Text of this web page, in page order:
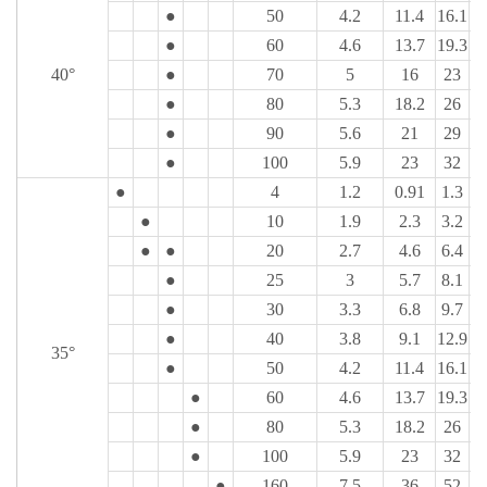
40°
●
50 4.2 11.4 16.1
●
60 4.6 13.7 19.3
●
70 5 16 23
●
80 5.3 18.2 26
●
90 5.6 21 29
●
100 5.9 23 32
35°
● 4 1.2 0.91 1.3
●
10 1.9 2.3 3.2
●
● 20 2.7 4.6 6.4
●
25 3 5.7 8.1
●
30 3.3 6.8 9.7
●
40 3.8 9.1 12.9
●
50 4.2 11.4 16.1
●
60 4.6 13.7 19.3
●
80 5.3 18.2 26
●
100 5.9 23 32